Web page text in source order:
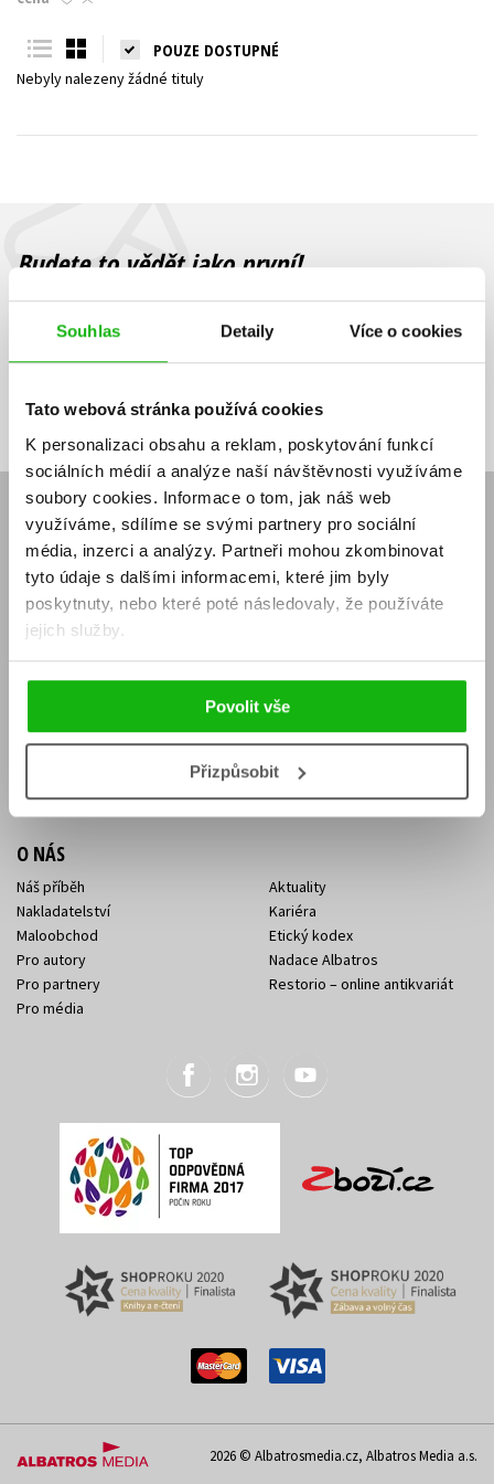
Souhlas Detaily Více o cookies
Tato webová stránka používá cookies
K personalizaci obsahu a reklam, poskytování funkcí
sociálních médií a analýze naší návštěvnosti využíváme
soubory cookies. Informace o tom, jak náš web
využíváme, sdílíme se svými partnery pro sociální
média, inzerci a analýzy. Partneři mohou zkombinovat
tyto údaje s dalšími informacemi, které jim byly
poskytnuty, nebo které poté následovaly, že používáte
jejich služby.
Povolit vše
Přizpůsobit
Young adult (SK)
Všechny tituly
POUZE DOSTUPNÉ
Nebyly nalezeny žádné tituly
Budete to vědět jako první!
Zajímá Vás, jaký knižní hit právě vychází, na jaké zboží je výhodná
sleva, jaká běží soutěž o ceny? Přihlášením k odběru našich e-
souhlasíte se zpracováním osobních údajů
mailová
adresa
mailová
adresa
Vaše e-mailová adresa Přihlásit se
E-SHOP
Aktuality
Naši autoři
Obchodní podmínky
Jak nakoupit
Knižní novinky
Dárkové poukazy
Affiliate program
KONTAKTY
Sídlo společnosti
Kontakty Albatros Media
O NÁS
Náš příběh
Nakladatelství
Maloobchod
Pro autory
Pro partnery
Pro média
Aktuality
Kariéra
Etický kodex
Nadace Albatros
Restorio – online antikvariát
2026 © Albatrosmedia.cz, Albatros Media a.s.